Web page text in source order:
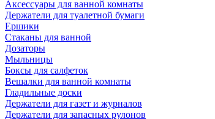
Аксессуары для ванной комнаты
Держатели для туалетной бумаги
Ершики
Стаканы для ванной
Дозаторы
Мыльницы
Боксы для салфеток
Вешалки для ванной комнаты
Гладильные доски
Держатели для газет и журналов
Держатели для запасных рулонов